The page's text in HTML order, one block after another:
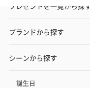
プレゼントを一覧から探す
ブランドから探す
シーンから探す
誕生日